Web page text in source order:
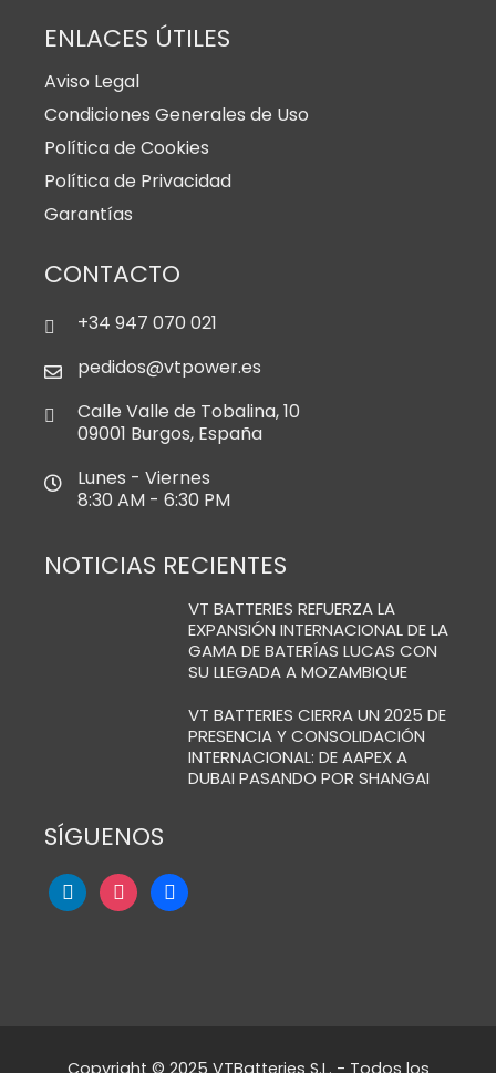
ENLACES ÚTILES
Aviso Legal
Condiciones Generales de Uso
Política de Cookies
Política de Privacidad
Garantías
CONTACTO
+34 947 070 021
pedidos@vtpower.es
Calle Valle de Tobalina, 10
09001 Burgos, España
Lunes - Viernes
8:30 AM - 6:30 PM
NOTICIAS RECIENTES
VT BATTERIES REFUERZA LA
EXPANSIÓN INTERNACIONAL DE LA
GAMA DE BATERÍAS LUCAS CON
SU LLEGADA A MOZAMBIQUE
VT BATTERIES CIERRA UN 2025 DE
PRESENCIA Y CONSOLIDACIÓN
INTERNACIONAL: DE AAPEX A
DUBAI PASANDO POR SHANGAI
SÍGUENOS